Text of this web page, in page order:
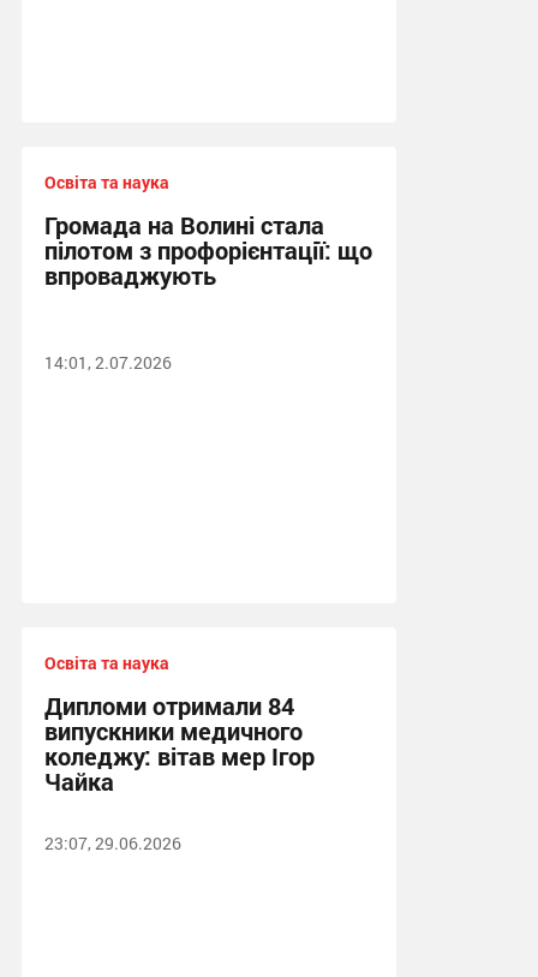
Освіта та наука
Громада на Волині стала
пілотом з профорієнтації: що
впроваджують
14:01, 2.07.2026
Освіта та наука
Дипломи отримали 84
випускники медичного
коледжу: вітав мер Ігор
Чайка
23:07, 29.06.2026